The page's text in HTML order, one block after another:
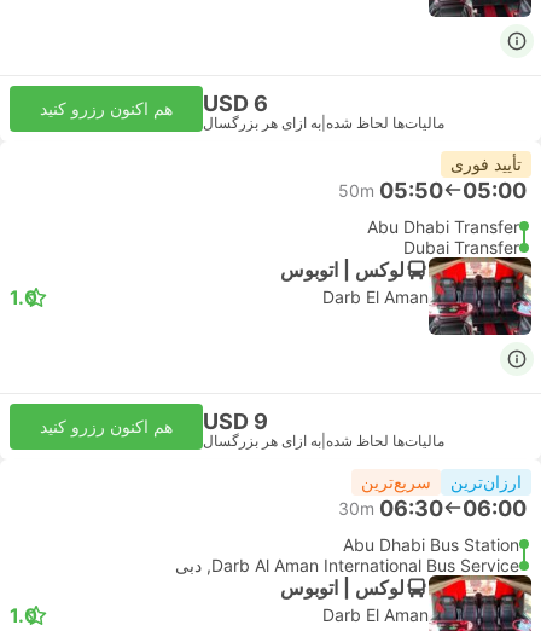
USD 6
مالیات‌ها لحاظ شده به ازای هر بزرگسال
هم اکنون رزرو کنید
تأیید فوری
05:00
05:50
50m
Abu Dhabi Transfer
Dubai Transfer
لوکس | اتوبوس
Darb El Aman
1.0
USD 9
مالیات‌ها لحاظ شده به ازای هر بزرگسال
هم اکنون رزرو کنید
ارزان‌ترین سریع‌ترین
06:00
06:30
30m
Abu Dhabi Bus Station
Darb Al Aman International Bus Service, دبی
لوکس | اتوبوس
Darb El Aman
1.0